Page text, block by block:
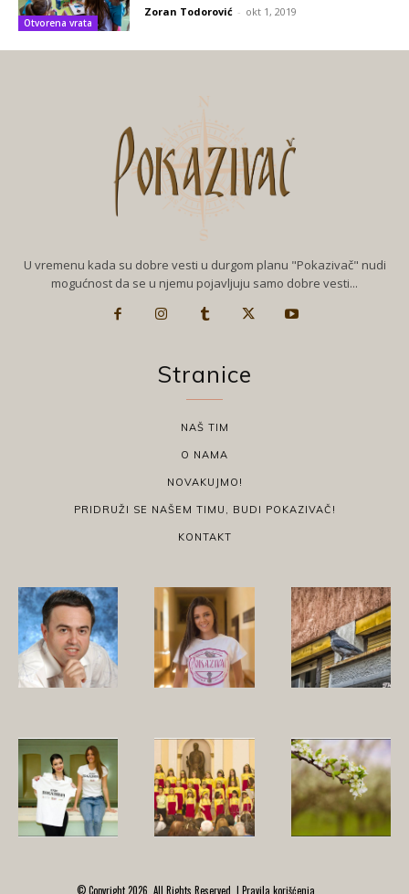
Otvorena vrata
Zoran Todorović - okt 1, 2019
U vremenu kada su dobre vesti u durgom planu "Pokazivač" nudi
mogućnost da se u njemu pojavljuju samo dobre vesti...
Stranice
NAŠ TIM
O NAMA
NOVAKUJMO!
PRIDRUŽI SE NAŠEM TIMU, BUDI POKAZIVAČ!
KONTAKT
© Copyright 2026, All Rights Reserved. | Pravila korišćenja